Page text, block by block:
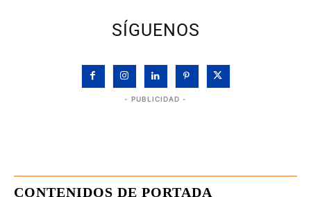
SÍGUENOS
- PUBLICIDAD -
CONTENIDOS DE PORTADA